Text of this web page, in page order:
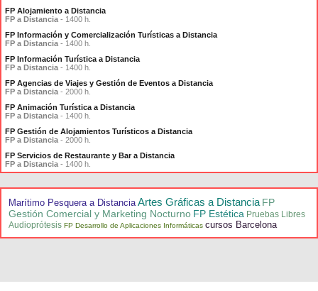
FP Alojamiento a Distancia
FP a Distancia - 1400 h.
FP Información y Comercialización Turísticas a Distancia
FP a Distancia - 1400 h.
FP Información Turística a Distancia
FP a Distancia - 1400 h.
FP Agencias de Viajes y Gestión de Eventos a Distancia
FP a Distancia - 2000 h.
FP Animación Turística a Distancia
FP a Distancia - 1400 h.
FP Gestión de Alojamientos Turísticos a Distancia
FP a Distancia - 2000 h.
FP Servicios de Restaurante y Bar a Distancia
FP a Distancia - 1400 h.
Marítimo Pesquera a Distancia Artes Gráficas a Distancia FP
Gestión Comercial y Marketing Nocturno FP Estética Pruebas Libres
Audioprótesis FP Desarrollo de Aplicaciones Informáticas cursos Barcelona